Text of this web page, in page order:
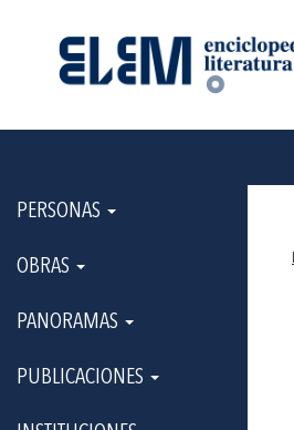
PERSONAS
OBRAS
PANORAMAS
PUBLICACIONES